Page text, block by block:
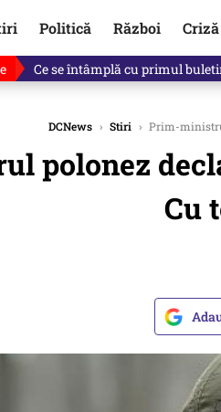
Politică Război
Ce se întâmplă cu primul
DCNews › Stiri › Prim-
polonez
Cu